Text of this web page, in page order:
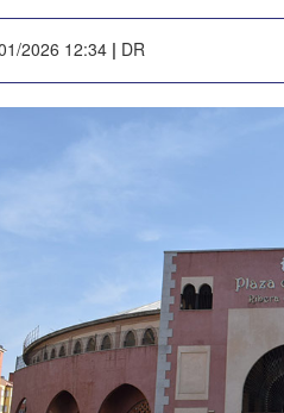
2026 12:34 | DR